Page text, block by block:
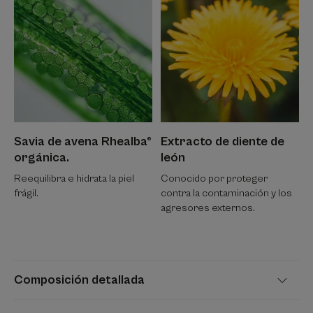
conocida por sus propiedades equilibrantes que ayudan a
mantener los minerales esenciales de la piel, el calcio y el
magnesio. La película hidrolipídica está protegida con una
fórmula que ayuda a equilibrar el microbioma.
Textura
Beneficios de la textura
Composición detallada
Savia de avena Rhealba®
orgánica.
Reequilibra e hidrata la piel
frágil.
Extracto de diente de
león
Conocido por proteger
contra la contaminación y los
agresores externos.